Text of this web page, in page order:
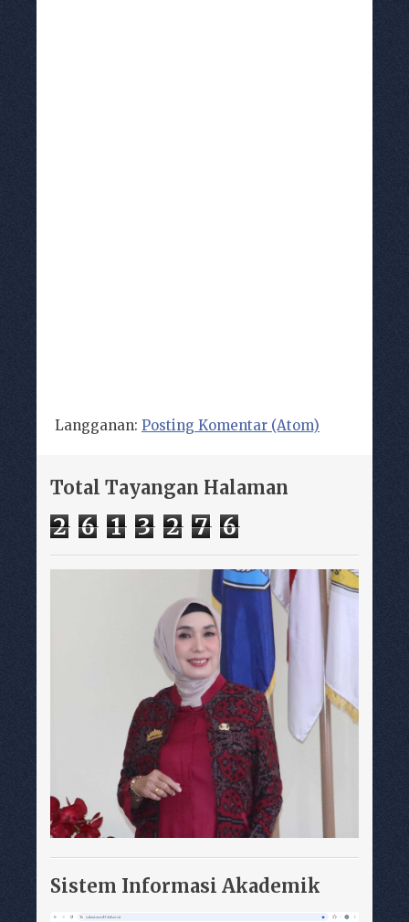
Langganan: Posting Komentar (Atom)
Total Tayangan Halaman
2 6 1 3 2 7 6
Sistem Informasi Akademik